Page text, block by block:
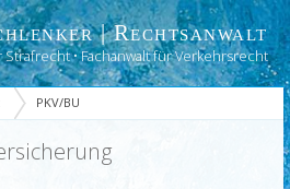
| Rechtsanwalt
Strafrecht • Fachanwalt für Verkehrsrecht
PKV/BU